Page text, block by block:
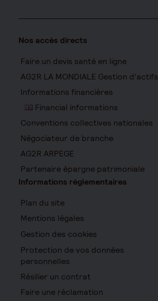
Nos accès directs
Faire un devis santé en ligne
AG2R LA MONDIALE Gestion d’actifs
Informations financières
Financial informations
Conventions collectives nationales
Négociateur de branche
AG2R ARPEGE
Partenaire épargne patrimoniale
Informations réglementaires
Plan du site
Mentions légales
Gestion des cookies
Protection de vos données
personnelles
Résilier un contrat
Faire une réclamation